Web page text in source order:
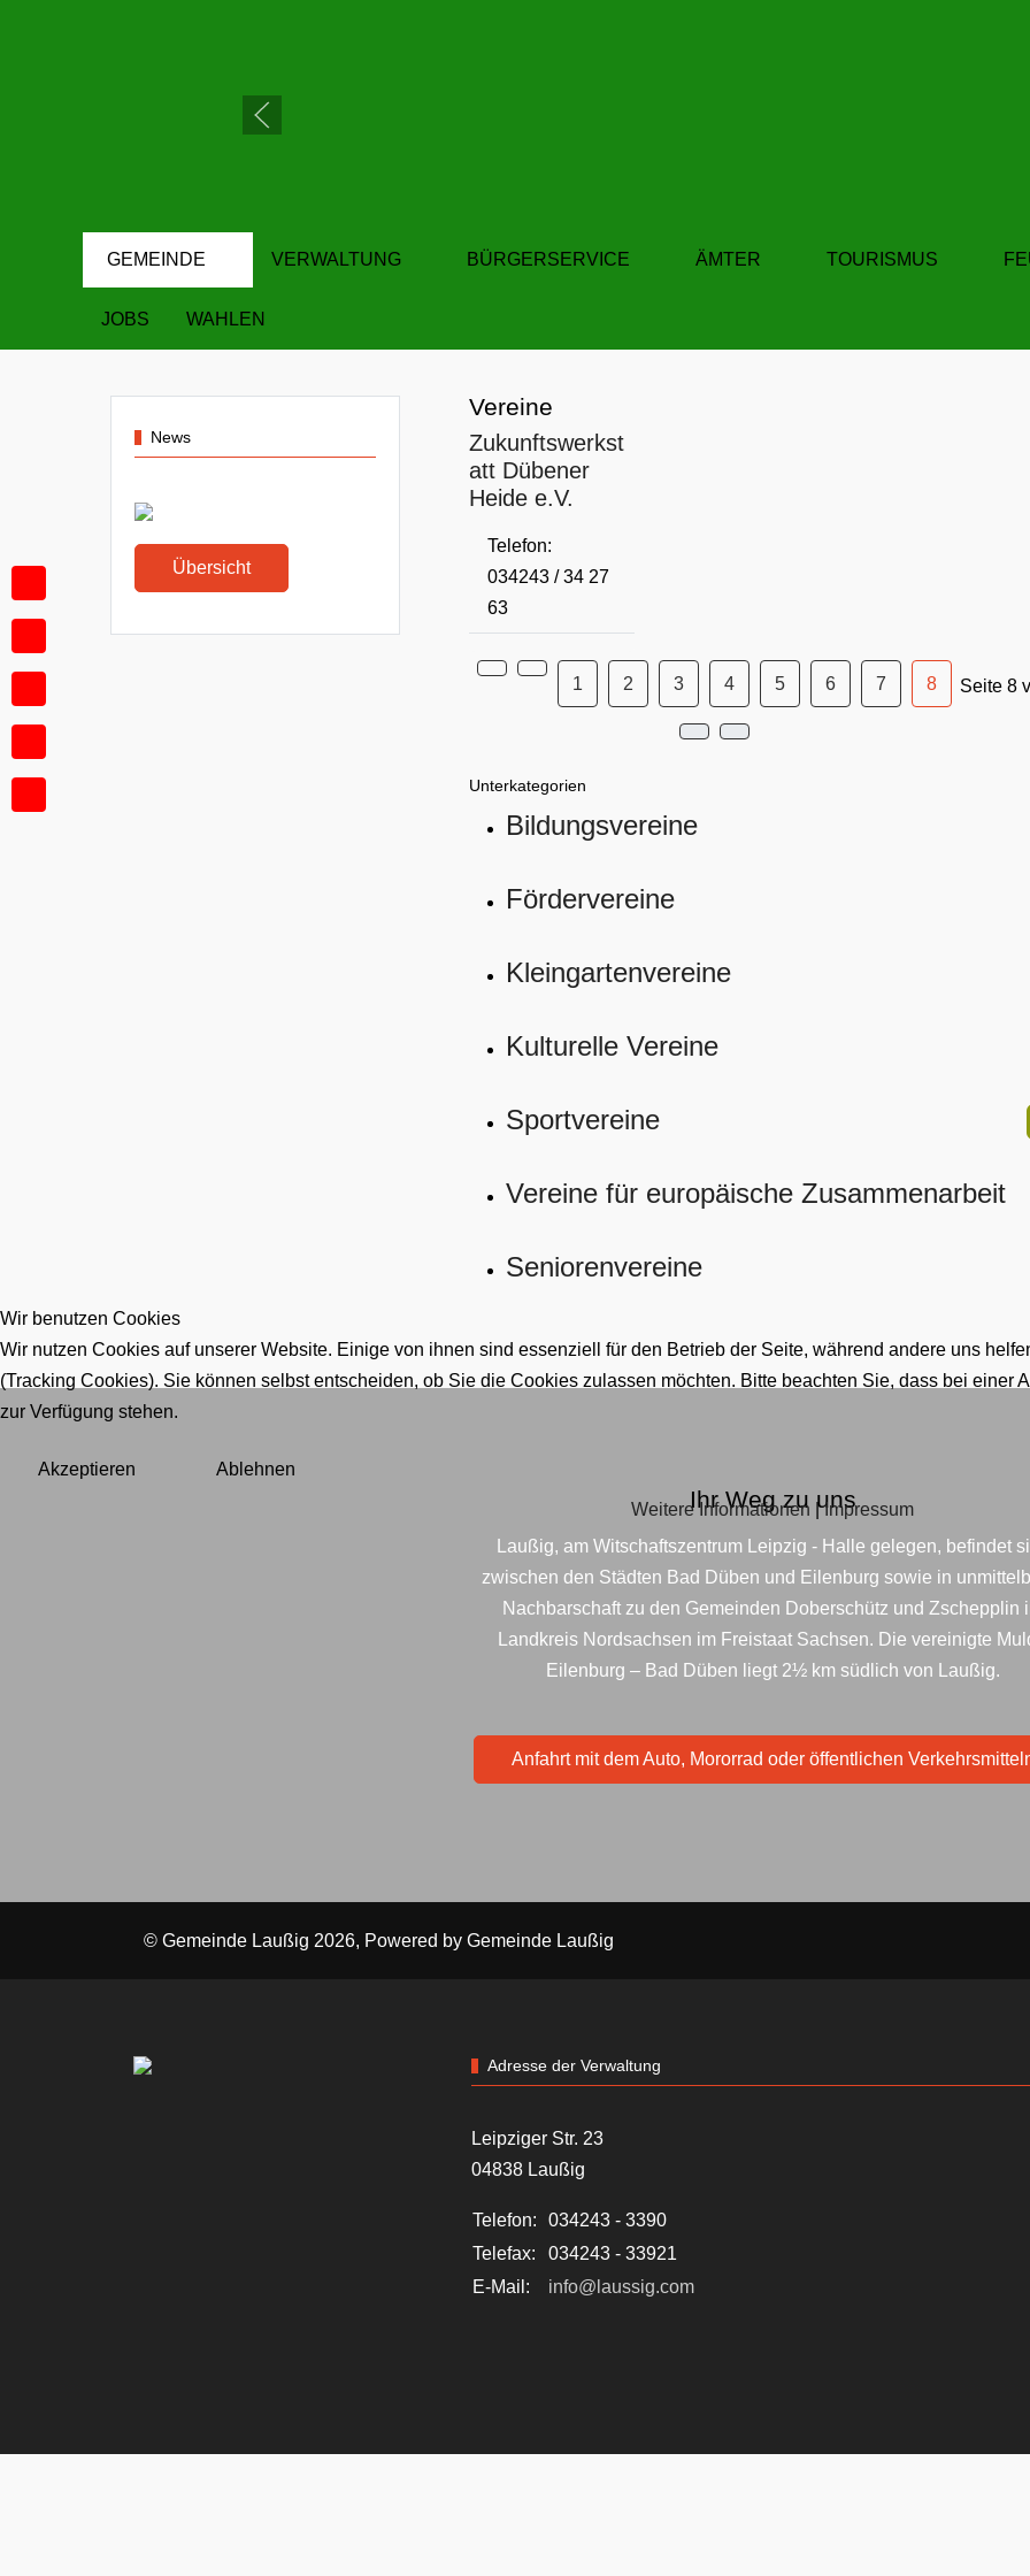
GEMEINDE VERWALTUNG BÜRGERSERVICE ÄMTER TOURISMUS
JOBS WAHLEN
News
Übersicht
Vereine
Zukunftswerkst
att Dübener
Heide e.V.
Telefon:
034243 / 34 27
63
Seite 8
1 2 3 4 5 6 7 8
Unterkategorien
Bildungsvereine
Fördervereine
Kleingartenvereine
Kulturelle Vereine
Sportvereine
Vereine für europäische Zusammenarbeit
Seniorenvereine
Ihr Weg zu uns
Laußig, am Witschaftszentrum Leipzig - Halle gelegen, befindet
zwischen den Städten Bad Düben und Eilenburg sowie in
Nachbarschaft zu den Gemeinden Doberschütz und Zschepplin
Landkreis Nordsachsen im Freistaat Sachsen. Die vereinigte
Eilenburg – Bad Düben liegt 2½ km südlich von Laußig.
Anfahrt mit dem Auto, Mororrad oder öffentlichen
© Gemeinde Laußig 2026, Powered by Gemeinde Laußig
Adresse der Verwaltung
Leipziger Str. 23
04838 Laußig
Telefon:
034243 - 3390
Telefax:
034243 - 33921
E-Mail:
info@laussig.com
Wir benutzen Cookies
Wir nutzen Cookies auf unserer Website. Einige von ihnen sind essenziell für den Betrieb der Seite, während andere uns
(Tracking Cookies). Sie können selbst entscheiden, ob Sie die Cookies zulassen möchten. Bitte beachten Sie, dass bei
zur Verfügung stehen.
Akzeptieren Ablehnen
Weitere Informationen |Impressum